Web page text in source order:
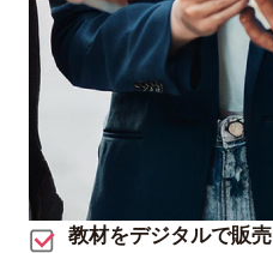
教材をデジタルで販売